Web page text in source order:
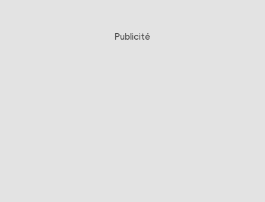
Publicité